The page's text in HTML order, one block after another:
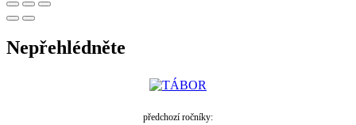
Nepřehlédněte
předchozí ročníky: